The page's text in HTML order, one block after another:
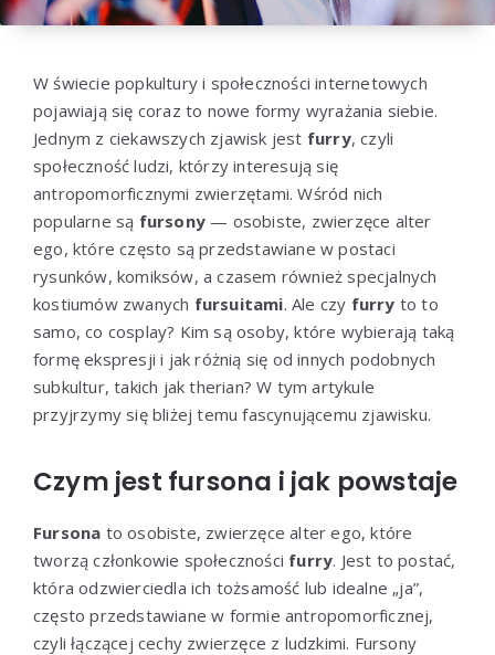
W świecie popkultury i społeczności internetowych
pojawiają się coraz to nowe formy wyrażania siebie.
Jednym z ciekawszych zjawisk jest furry, czyli
społeczność ludzi, którzy interesują się
antropomorficznymi zwierzętami. Wśród nich
popularne są fursony — osobiste, zwierzęce alter
ego, które często są przedstawiane w postaci
rysunków, komiksów, a czasem również specjalnych
kostiumów zwanych fursuitami. Ale czy furry to to
samo, co cosplay? Kim są osoby, które wybierają taką
formę ekspresji i jak różnią się od innych podobnych
subkultur, takich jak therian? W tym artykule
przyjrzymy się bliżej temu fascynującemu zjawisku.
Czym jest fursona i jak powstaje
Fursona to osobiste, zwierzęce alter ego, które
tworzą członkowie społeczności furry. Jest to postać,
która odzwierciedla ich tożsamość lub idealne „ja”,
często przedstawiane w formie antropomorficznej,
czyli łączącej cechy zwierzęce z ludzkimi. Fursony